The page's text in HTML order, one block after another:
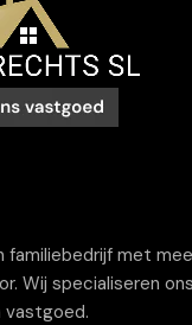
met
Wij specialiseren
vastgoed.